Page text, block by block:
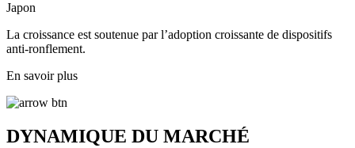
Japon
La croissance est soutenue par l’adoption croissante de dispositifs
anti-ronflement.
En savoir plus
DYNAMIQUE DU MARCHÉ